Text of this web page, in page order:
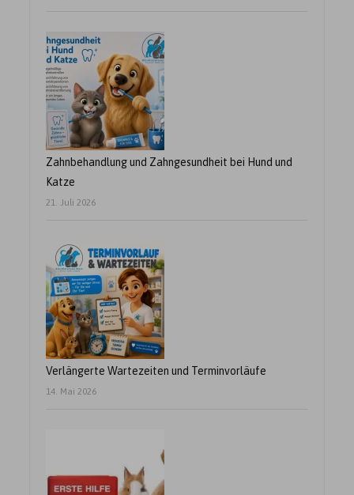
Zahnbehandlung und Zahngesundheit bei Hund und
Katze
21. Juli 2026
Verlängerte Wartezeiten und Terminvorläufe
14. Mai 2026